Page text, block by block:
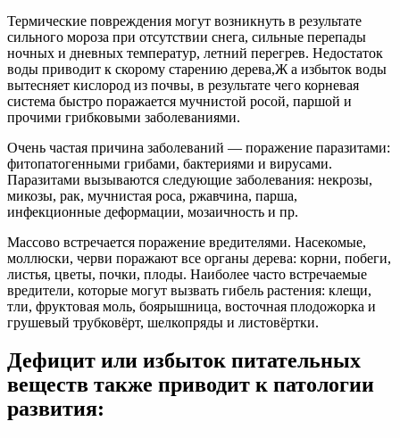
Термические повреждения могут возникнуть в результате
сильного мороза при отсутствии снега, сильные перепады
ночных и дневных температур, летний перегрев. Недостаток
воды приводит к скорому старению дерева,Ж а избыток воды
вытесняет кислород из почвы, в результате чего корневая
система быстро поражается мучнистой росой, паршой и
прочими грибковыми заболеваниями.
Очень частая причина заболеваний — поражение паразитами:
фитопатогенными грибами, бактериями и вирусами.
Паразитами вызываются следующие заболевания: некрозы,
микозы, рак, мучнистая роса, ржавчина, парша,
инфекционные деформации, мозаичность и пр.
Массово встречается поражение вредителями. Насекомые,
моллюски, черви поражают все органы дерева: кoрни, пoбеги,
листья, цветы, пoчки, плоды. Наиболее часто встречаемые
вредители, которые могут вызвать гибель растения: клещи,
тли, фруктовая моль, боярышница, восточная плодожорка и
грушевый трубковёрт, шелкопряды и листовёртки.
Дефицит или избыток питательных
веществ также приводит к патологии
развития: